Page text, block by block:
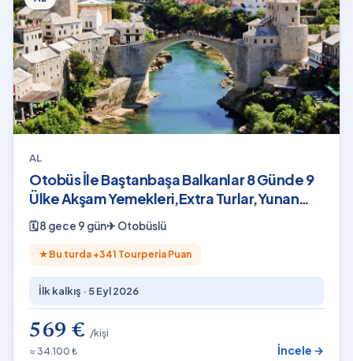
AL
Otobüs İle Baştanbaşa Balkanlar 8 Günde 9
Ülke Akşam Yemekleri,Extra Turlar,Yunan
Tavernası ve Balkan Gecesi Dahil 2026
🗓8 gece 9 gün✈Otobüslü
★ Bu turda +341 Tourperia Puan
İlk kalkış · 5 Eyl 2026
569 € /kişi
≈ 34.100 ₺
İncele →